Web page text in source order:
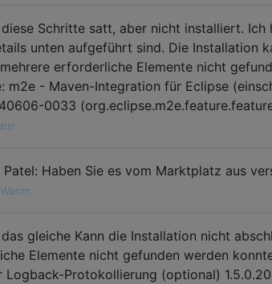
Schritte satt, aber nicht installiert. Ich
unten aufgeführt sind. Die Installation
erforderliche Elemente nicht
m2e - Maven-Integration für Eclipse
0033
Patel: Haben Sie es vom Marktplatz aus
gleiche Kann die Installation nicht
Elemente nicht gefunden werden
Logback-Protokollierung (optional)